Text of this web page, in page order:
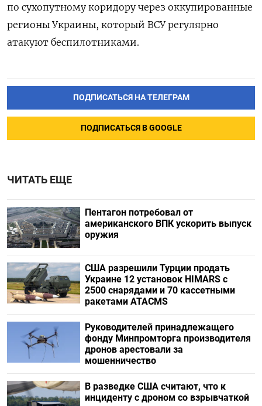
по сухопутному коридору через оккупированные
регионы Украины, который ВСУ регулярно
атакуют беспилотниками.
ПОДПИСАТЬСЯ НА ТЕЛЕГРАМ
ПОДПИСАТЬСЯ В GOOGLE
ЧИТАТЬ ЕЩЕ
Пентагон потребовал от
американского ВПК ускорить выпуск
оружия
США разрешили Турции продать
Украине 12 установок HIMARS с
2500 снарядами и 70 кассетными
ракетами ATACMS
Руководителей принадлежащего
фонду Минпромторга производителя
дронов арестовали за
мошенничество
В разведке США считают, что к
инциденту с дроном со взрывчаткой